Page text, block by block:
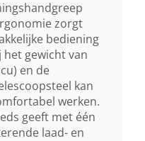
zorgt
bediening
het gewicht van
en de
kan
werken.
geeft met één
laad- en